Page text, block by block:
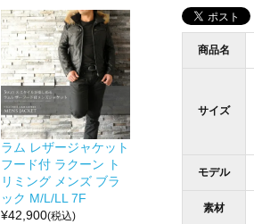
ラム レザージャケット
フード付 ラクーン ト
リミング メンズ ブラ
ック M/L/LL 7F
¥42,900(税込)
商品名
サイズ
モデル
素材